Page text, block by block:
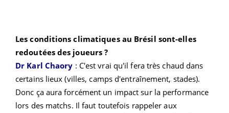
Les conditions climatiques au Brésil sont-elles
redoutées des joueurs ?
Dr Karl Chaory : C'est vrai qu'il fera très chaud dans
certains lieux (villes, camps d'entraînement, stades).
Donc ça aura forcément un impact sur la performance
lors des matchs. Il faut toutefois rappeler aux